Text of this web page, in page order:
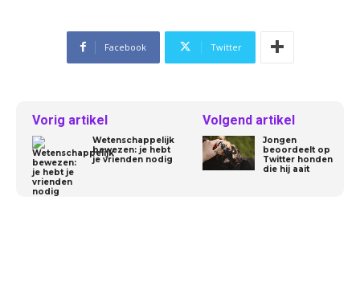
Facebook Twitter
Vorig artikel
Wetenschappelijk
bewezen: je hebt
je vrienden nodig
Volgend artikel
Jongen
beoordeelt op
Twitter honden
die hij aait